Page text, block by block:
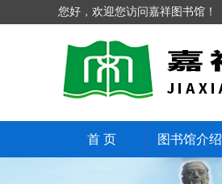
您好，欢迎您访问嘉祥图书馆！
首 页 图书馆介绍